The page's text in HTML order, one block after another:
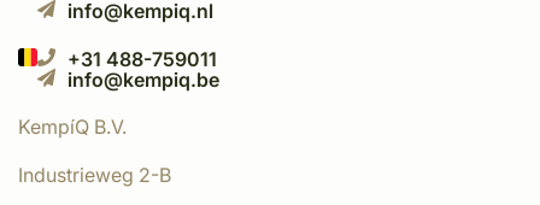
info@kempiq.nl
+31 488-759011
info@kempiq.be
KempíQ B.V.
Industrieweg 2-B